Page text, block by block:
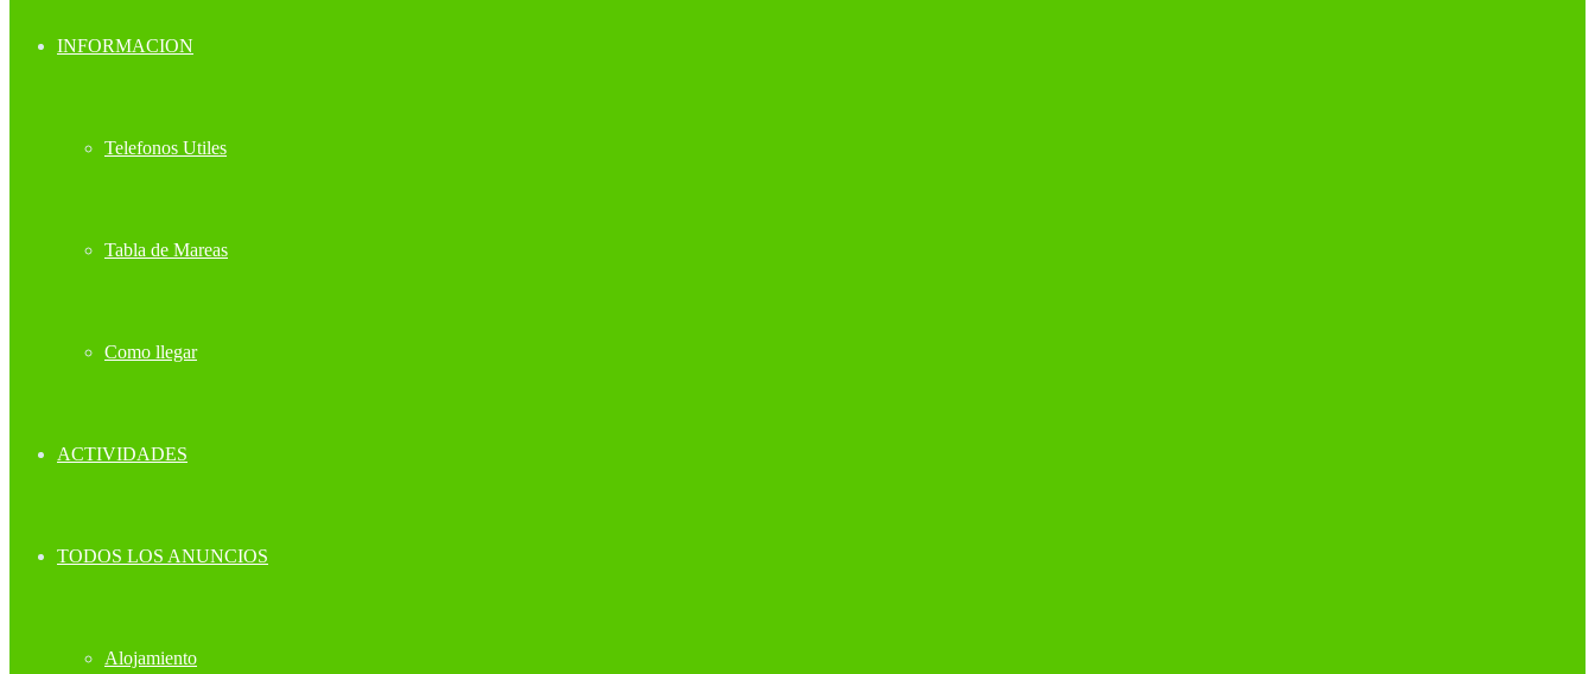
INFORMACION
Telefonos Utiles
Tabla de Mareas
Como llegar
ACTIVIDADES
TODOS LOS ANUNCIOS
Alojamiento